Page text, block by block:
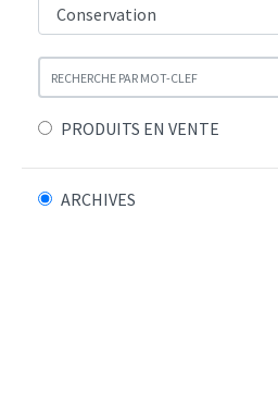
PRODUITS EN VENTE
ARCHIVES